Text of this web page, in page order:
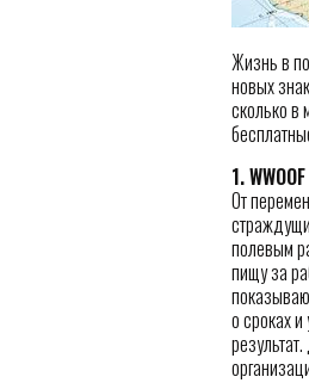
Жизнь в
новых
сколько в
1.
От
полевым
пищу за
о сроках